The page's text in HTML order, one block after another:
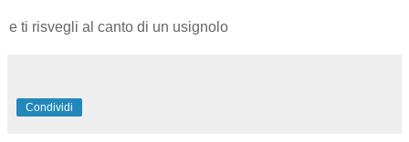
e ti risvegli al canto di un usignolo
Condividi